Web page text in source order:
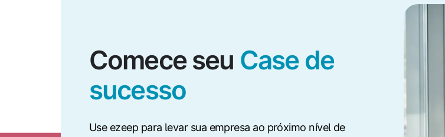
Comece seu Case de
sucesso
Use ezeep para levar sua empresa ao próximo nível de